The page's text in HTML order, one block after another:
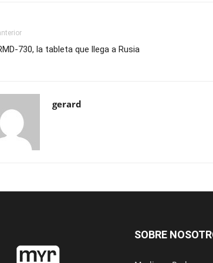
730, la tableta que llega a Rusia
gerard
SOBRE